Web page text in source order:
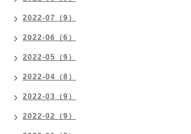
2022-07（9）
2022-06（6）
2022-05（9）
2022-04（8）
2022-03（9）
2022-02（9）